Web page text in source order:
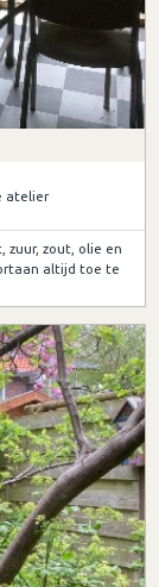
atelier
zuur, zout, olie en
altijd toe te